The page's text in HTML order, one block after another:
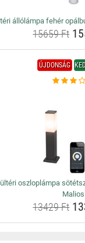
állólámpa fehér
15659 Ft
ÚJDONSÁG
oszloplámpa
Malios
13429 Ft